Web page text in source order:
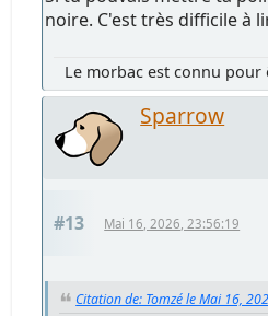
noire. C'est très difficile à
Le morbac est connu
Sparrow
#13 Mai 16, 2026, 23:56:19
Citation de: Tomzé le Mai 16,